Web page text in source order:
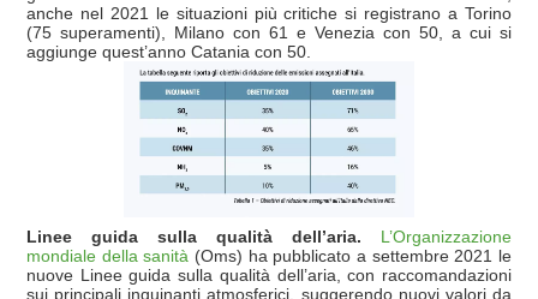
anche nel 2021 le situazioni più critiche si registrano a Torino
(75 superamenti), Milano con 61 e Venezia con 50, a cui si
aggiunge quest’anno Catania con 50.
Linee guida sulla qualità dell’aria. L’Organizzazione
mondiale della sanità (Oms) ha pubblicato a settembre 2021 le
nuove Linee guida sulla qualità dell’aria, con raccomandazioni
sui principali inquinanti atmosferici, suggerendo nuovi valori da